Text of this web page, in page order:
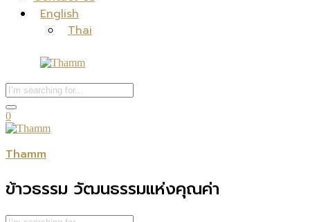
English
Thai
0
Thamm
ข้าวธรรม วัฒนธรรมแห่งคุณค่า